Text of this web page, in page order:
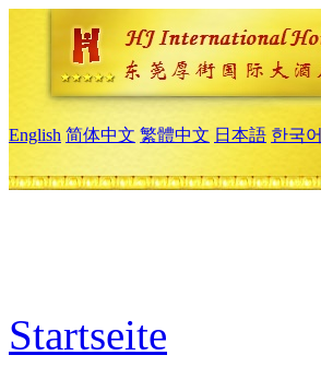
English 简体中文 繁體中文 日本語 한국어
Startseite